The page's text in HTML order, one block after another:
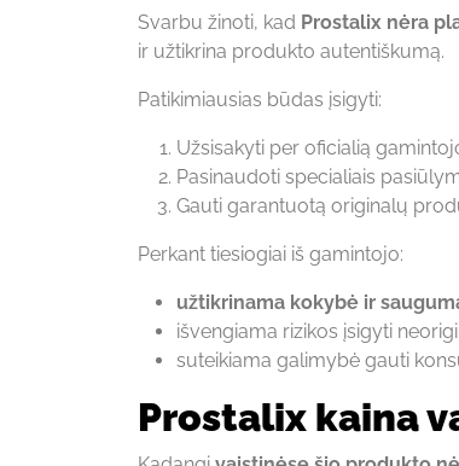
Svarbu žinoti, kad Prostalix nėra
ir užtikrina produkto autentiškumą.
Patikimiausias būdas įsigyti:
Užsisakyti per oficialią
Pasinaudoti specialiais
Gauti garantuotą originalų
Perkant tiesiogiai iš gamintojo:
užtikrinama kokybė ir
išvengiama rizikos įsigyti
suteikiama galimybė gauti
Prostalix kaina